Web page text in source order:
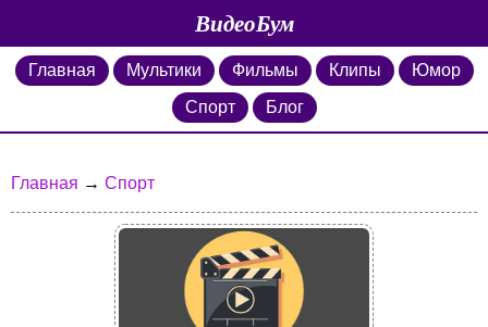
ВидеоБум
Главная Мультики Фильмы Клипы
Юмор
Спорт
Блог
Главная → Спорт